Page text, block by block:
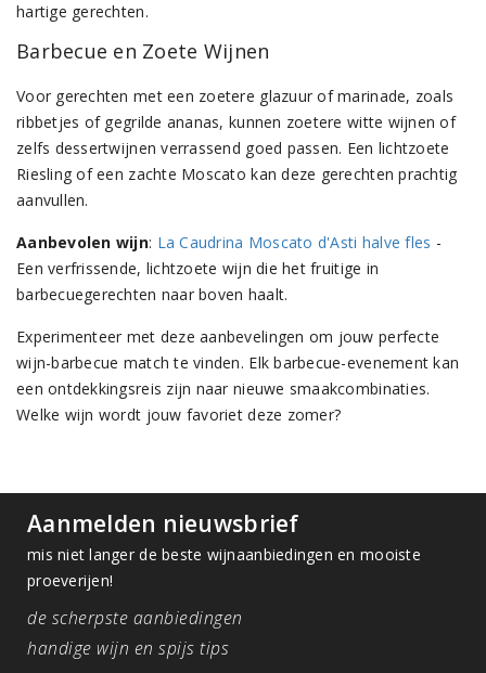
hartige gerechten.
Barbecue en Zoete Wijnen
Voor gerechten met een zoetere glazuur of marinade, zoals
ribbetjes of gegrilde ananas, kunnen zoetere witte wijnen of
zelfs dessertwijnen verrassend goed passen. Een lichtzoete
Riesling of een zachte Moscato kan deze gerechten prachtig
aanvullen.
Aanbevolen wijn: La Caudrina Moscato d'Asti halve fles -
Een verfrissende, lichtzoete wijn die het fruitige in
barbecuegerechten naar boven haalt.
Experimenteer met deze aanbevelingen om jouw perfecte
wijn-barbecue match te vinden. Elk barbecue-evenement kan
een ontdekkingsreis zijn naar nieuwe smaakcombinaties.
Welke wijn wordt jouw favoriet deze zomer?
Aanmelden nieuwsbrief
mis niet langer de beste wijnaanbiedingen en mooiste
proeverijen!
de scherpste aanbiedingen
handige wijn en spijs tips